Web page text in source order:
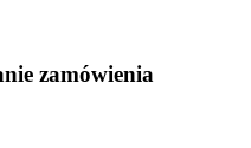
zamówienia